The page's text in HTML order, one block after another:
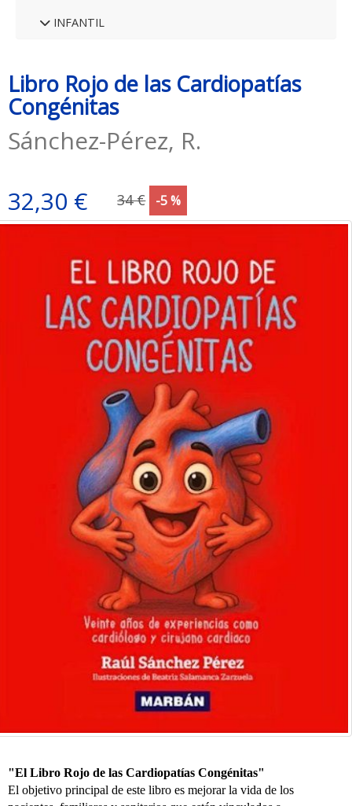
INFANTIL
Libro Rojo de las Cardiopatías
Congénitas
Sánchez-Pérez, R.
32,30 €
34 € -5 %
"El Libro Rojo de las Cardiopatías Congénitas"
El objetivo principal de este libro es mejorar la vida de los